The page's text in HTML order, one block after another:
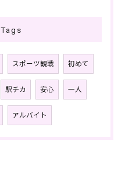
Tags
スポーツ観戦 初めて
駅チカ 安心 一人
アルバイト